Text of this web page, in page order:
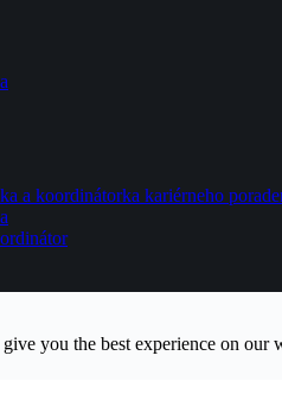
a koordinátorka kariérneho
you the best experience on our